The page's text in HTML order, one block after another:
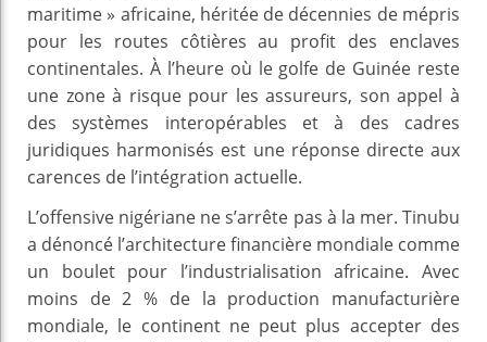
maritime » africaine, héritée de décennies de mépris
pour les routes côtières au profit des enclaves
continentales. À l’heure où le golfe de Guinée reste
une zone à risque pour les assureurs, son appel à
des systèmes interopérables et à des cadres
juridiques harmonisés est une réponse directe aux
carences de l’intégration actuelle.
L’offensive nigériane ne s’arrête pas à la mer. Tinubu
a dénoncé l’architecture financière mondiale comme
un boulet pour l’industrialisation africaine. Avec
moins de 2 % de la production manufacturière
mondiale, le continent ne peut plus accepter des